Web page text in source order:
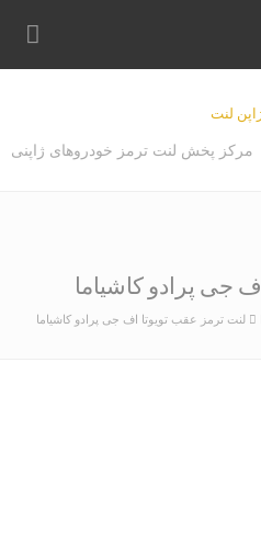
مرکز پخش لنت ترمز خودروهای ژاپنی
جی پرادو کاشیاما
لنت ترمز عقب تویوتا اف جی پرادو کاشیاما